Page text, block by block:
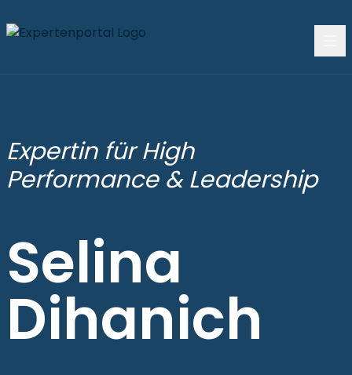
Expertin für High
Performance & Leadership
Selina
Dihanich